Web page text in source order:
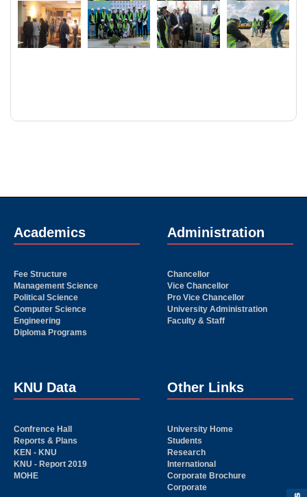
Academics
Fee Structure
Management Science
Political Science
Computer Science
Engineering
Diploma Programs
Administration
Chancellor
Vice Chancellor
Pro Vice Chancellor
University Administration
Faculty & Staff
KNU Data
Confrence Hall
Reports & Plans
KEN - KNU
KNU - Report 2019
MOHE
Other Links
University Home
Students
Research
International
Corporate Brochure
Corporate